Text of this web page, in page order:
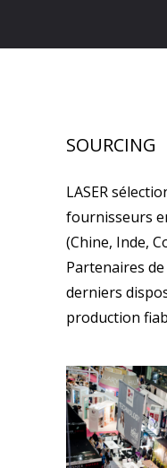
SOURCING
LASER
fournisseurs
(Chine, Inde,
Partenaires
derniers
production